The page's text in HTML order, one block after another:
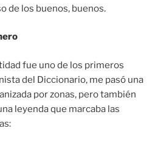
de los buenos, buenos.
fue uno de los primeros
del Diccionario, me pasó una
por zonas, pero también
leyenda que marcaba las